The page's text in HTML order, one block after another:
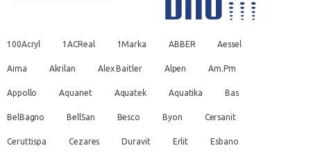
100Acryl 1ACReal 1Marka ABBER Aessel
Aima Akrilan Alex Baitler Alpen Am.Pm
Appollo Aquanet Aquatek Aquatika Bas
BelBagno BellSan Besco Byon Cersanit
Ceruttispa Cezares Duravit Erlit Esbano